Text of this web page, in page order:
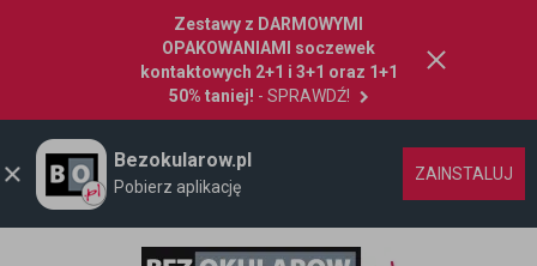
Zestawy z DARMOWYMI
OPAKOWANIAMI soczewek
kontaktowych 2+1 i 3+1 oraz 1+1
50% taniej! - SPRAWDŹ!
Bezokularow.pl
Pobierz aplikację
ZAINSTALUJ